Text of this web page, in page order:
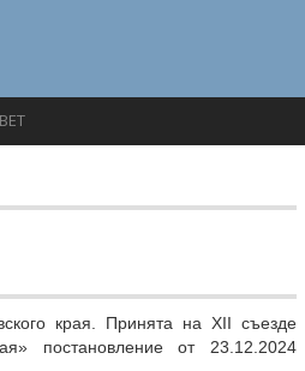
края. Принята на XII съезде
постановление от 23.12.2024